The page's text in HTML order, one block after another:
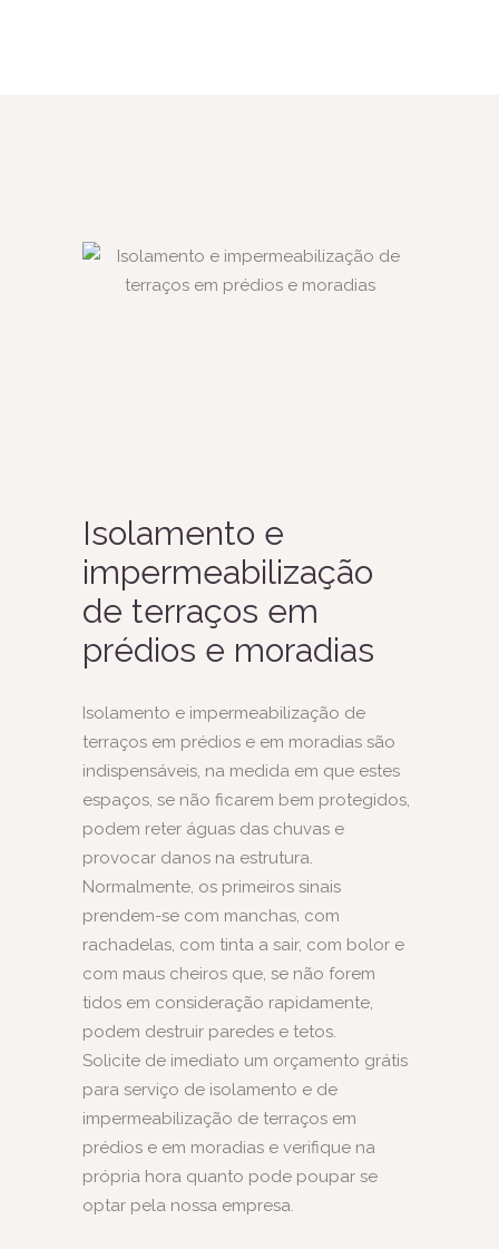
Isolamento e
impermeabilização
de terraços em
prédios e moradias
Isolamento e impermeabilização de
terraços em prédios e em moradias são
indispensáveis, na medida em que estes
espaços, se não ficarem bem protegidos,
podem reter águas das chuvas e
provocar danos na estrutura.
Normalmente, os primeiros sinais
prendem-se com manchas, com
rachadelas, com tinta a sair, com bolor e
com maus cheiros que, se não forem
tidos em consideração rapidamente,
podem destruir paredes e tetos.
Solicite de imediato um orçamento grátis
para serviço de isolamento e de
impermeabilização de terraços em
prédios e em moradias e verifique na
própria hora quanto pode poupar se
optar pela nossa empresa.